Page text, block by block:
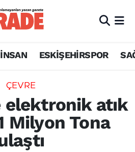
ESKİŞEHİRSPOR
ÇEVRE
atık
Milyon Tona